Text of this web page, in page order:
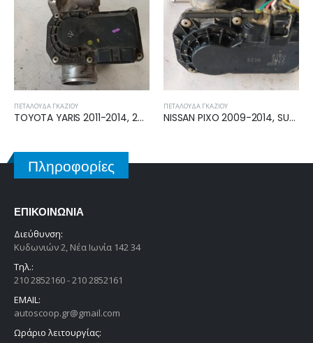
ΠΕΤΑΛΟΎΔΑ ΓΚΑΖΙΟΎ
NISSAN PIXO 2009-2014, SUZUKI ALTO ΠΕΤΑΛΟΥΔΑ ΓΚΑΖΙΟΥ 83K05230
ΠΕΤΑΛΟΎΔΑ ΓΚΑΖΙΟΎ
AUDI Q3 2011-2014 ΠΕΤΑΛΟΥΔΑ ΓΚΑΖΙΟΥ 06F133062Q
Πληροφορίες
ΕΠΙΚΟΙΝΩΝΊΑ
Διεύθυνση:
Κυδωνιών 2, Νέα Ιωνία 142 34
Τηλ.:
210 2852160 - 210 2852161
EMAIL:
autoscoop.gr@gmail.com
Ωράριο λειτουργίας: